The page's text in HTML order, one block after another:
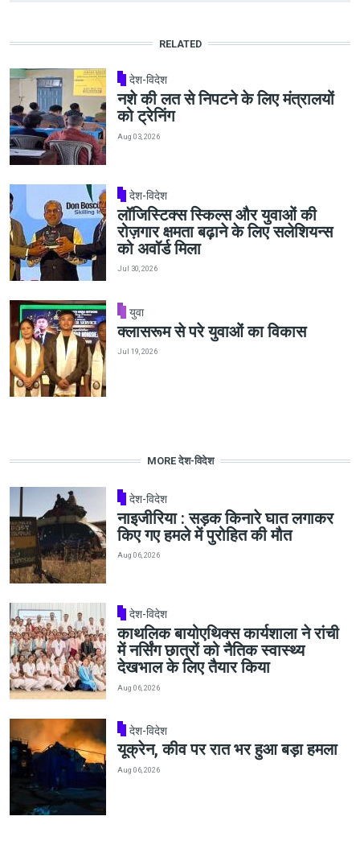
RELATED
देश-विदेश
नशे की लत से निपटने के लिए मंत्रालयों
को ट्रेनिंग
Aug 03, 2026
देश-विदेश
लॉजिस्टिक्स स्किल्स और युवाओं की
रोज़गार क्षमता बढ़ाने के लिए सलेशियन्स
को अवॉर्ड मिला
Jul 30, 2026
युवा
क्लासरूम से परे युवाओं का विकास
Jul 19, 2026
MORE देश-विदेश
देश-विदेश
नाइजीरिया : सड़क किनारे घात लगाकर
किए गए हमले में पुरोहित की मौत
Aug 06, 2026
देश-विदेश
काथलिक बायोएथिक्स कार्यशाला ने रांची
में नर्सिंग छात्रों को नैतिक स्वास्थ्य
देखभाल के लिए तैयार किया
Aug 06, 2026
देश-विदेश
यूक्रेन, कीव पर रात भर हुआ बड़ा हमला
Aug 06, 2026